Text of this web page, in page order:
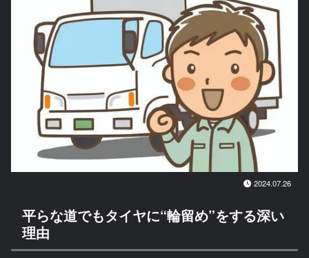
2024.07.26
平らな道でもタイヤに“輪留め”をする深い
理由